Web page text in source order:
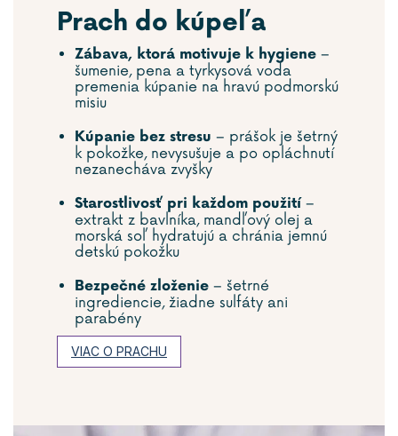
Prach do kúpeľa
Zábava, ktorá motivuje k hygiene –
šumenie, pena a tyrkysová voda
premenia kúpanie na hravú podmorskú
misiu
Kúpanie bez stresu – prášok je šetrný
k pokožke, nevysušuje a po opláchnutí
nezanecháva zvyšky
Starostlivosť pri každom použití–
extrakt z bavlníka, mandľový olej a
morská soľ hydratujú a chránia jemnú
detskú pokožku
Bezpečné zloženie – šetrné
ingrediencie, žiadne sulfáty ani
parabény
VIAC O PRACHU